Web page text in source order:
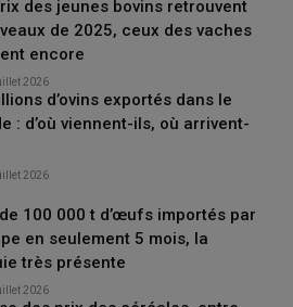
du profil et de l’activité des
avec plusieurs coopératives,
d’éleveurs dans lesfilières
beurre, œufs et lait
dans la filière
une couverture du marché est
Mikael Delmas. Le contexte de
«
des jeunes bovins retrouvent
de 2025, ceux des vaches
encore
2026
d’ovins exportés dans le
: d’où viennent-ils, où arrivent-
2026
100 000 t d’œufs importés par
en seulement 5 mois, la
très présente
2026